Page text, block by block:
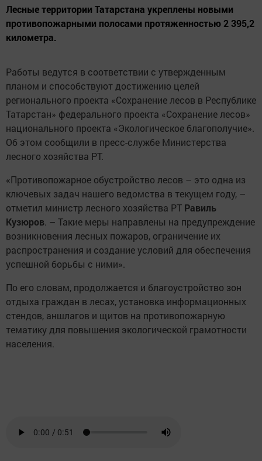
Лесные территории Татарстана укреплены новыми
противопожарными полосами протяженностью 2 395,2
километра.
Работы ведутся в соответствии с утвержденным
планом и способствуют достижению целей
регионального проекта «Сохранение лесов в Республике
Татарстан» федерального проекта «Сохранение лесов»
национального проекта «Экологическое благополучие».
Об этом сообщили в пресс-службе Министерства
лесного хозяйства РТ.
«Противопожарное обустройство лесов – это одна из
ключевых задач нашего ведомства в текущем году, –
отметил министр лесного хозяйства РТ Равиль
Кузюров. – Такие меры направлены на предупреждение
возникновения лесных пожаров, ограничение их
распространения и создание условий для обеспечения
успешной борьбы с ними».
По его словам, продолжается и благоустройство зон
отдыха граждан в лесах, установка информационных
стендов, аншлагов и щитов на противопожарную
тематику для повышения экологической грамотности
населения.